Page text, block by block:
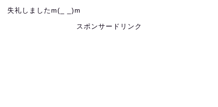
失礼しましたm(_ _)m
スポンサードリンク